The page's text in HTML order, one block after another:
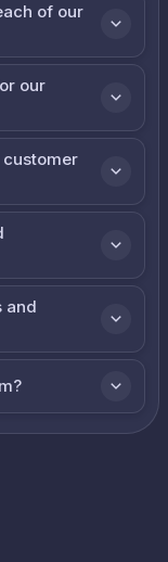
of our
our
customer
and